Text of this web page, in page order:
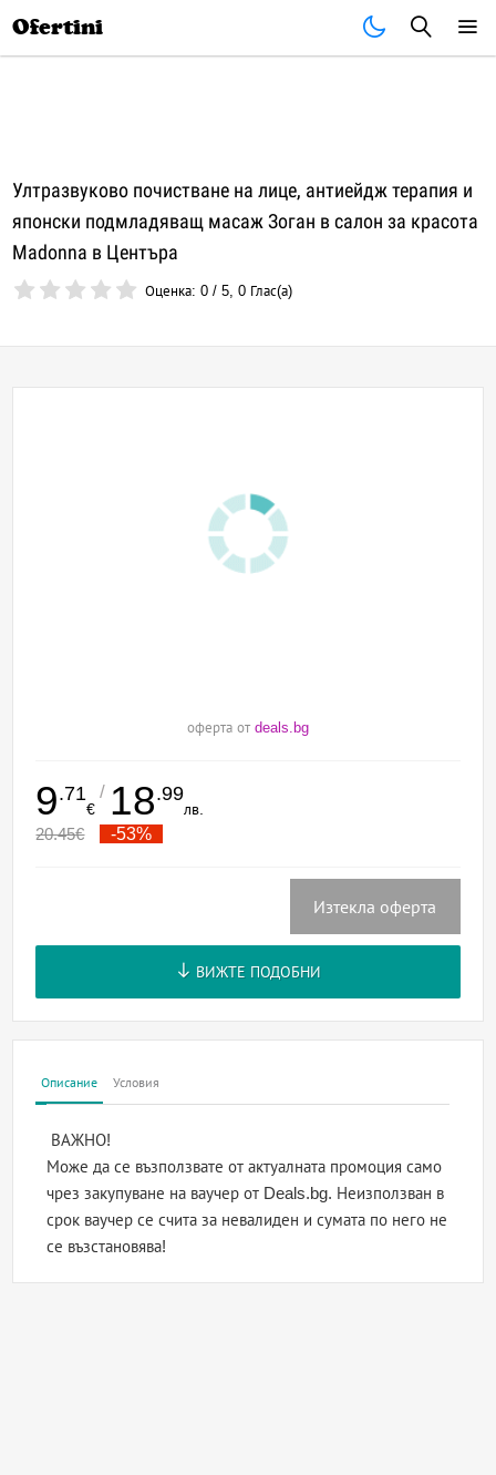
Ofertini
Ултразвуково почистване на лице, антиейдж терапия и
японски подмладяващ масаж Зоган в салон за красота
Madonna в Центъра
Оценка:0 /5,0 Глас(а)
оферта от deals.bg
9.71
€
/ 18.99
лв.
20.45€ -53%
Изтекла оферта
ВИЖТЕ ПОДОБНИ
Описание Условия
ВАЖНО!
Може да се възползвате от актуалната промоция само
чрез закупуване на ваучер от Deals.bg. Неизползван в
срок ваучер се счита за невалиден и сумата по него не
се възстановява!